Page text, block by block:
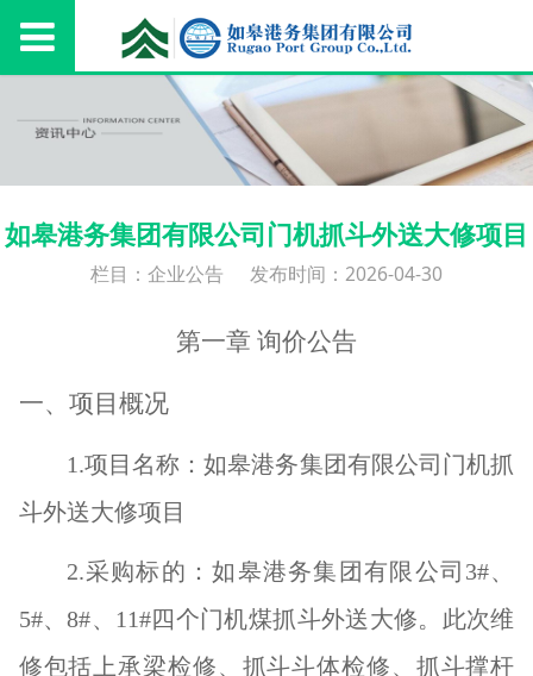
如皋港务集团有限公司门机抓斗外送大修项目
栏目：企业公告 发布时间：2026-04-30
第一章 询价公告
一、 项目概况
1.项目名称：如皋港务集团有限公司门机抓
斗外送大修项目
2.采购标的：如皋港务集团有限公司 3#、
5#、8#、11#四个门机煤抓斗外送大修。此次维
修包括上承梁检修、抓斗斗体检修、抓斗撑杆